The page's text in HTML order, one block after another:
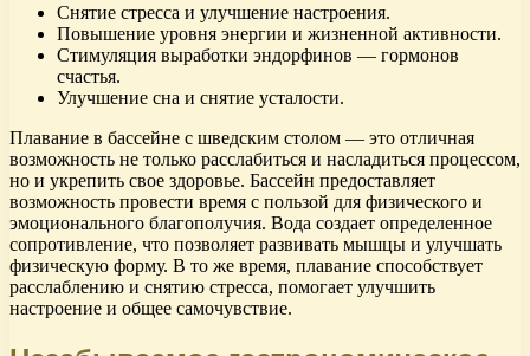
Снятие стресса и улучшение настроения.
Повышение уровня энергии и жизненной активности.
Стимуляция выработки эндорфинов — гормонов
счастья.
Улучшение сна и снятие усталости.
Плавание в бассейне с шведским столом — это отличная
возможность не только расслабиться и насладиться процессом,
но и укрепить свое здоровье. Бассейн предоставляет
возможность провести время с пользой для физического и
эмоционального благополучия. Вода создает определенное
сопротивление, что позволяет развивать мышцы и улучшать
физическую форму. В то же время, плавание способствует
расслаблению и снятию стресса, помогает улучшить
настроение и общее самочувствие.